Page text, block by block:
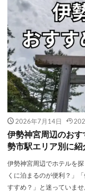
2026年7月14日
伊勢神宮周辺のお
勢市駅エリア別に紹
伊勢神宮周辺でホテルを
くに泊まるのが便利？」
すすめ？」と迷っていま